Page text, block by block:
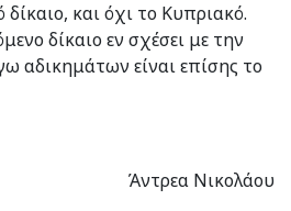
δίκαιο, και όχι το Κυπριακό.
δίκαιο εν σχέσει με την
αδικημάτων είναι επίσης το
Άντρεα Νικολάου